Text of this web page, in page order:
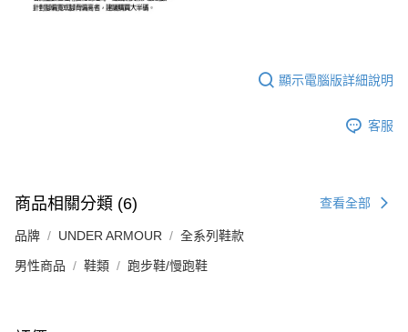
顯示電腦版詳細說明
客服
商品相關分類 (6) 查看全部
品牌 UNDER ARMOUR 全系列鞋款
男性商品 鞋類 跑步鞋/慢跑鞋